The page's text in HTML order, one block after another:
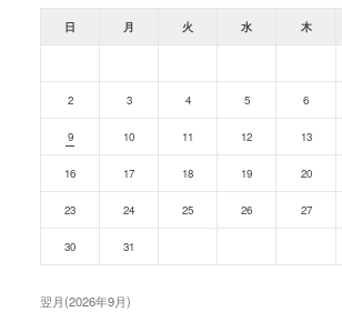
日 月 火 水 木
2 3 4 5 6
9 10 11 12 13
16 17 18 19 20
23 24 25 26 27
30 31
翌月(2026年9月)